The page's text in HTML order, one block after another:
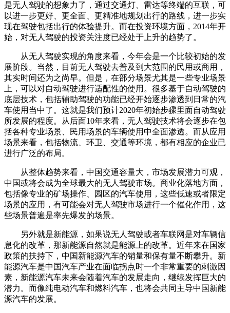
是无人驾驶的想象力了，通过交通灯、雷达等终端的互联，可
以进一步更好、更全面、更精准地规划出行的路线，进一步实
现在驾驶包括出行的体验提升。而在投资环境方面，2014年开
始，对无人驾驶的投资关注度已经处于上升的趋势了。
从无人驾驶实现的角度来看，今年会是一个比较初始的发
展阶段。当然，目前无人驾驶去普及到大范围的民用或商用，
其实时间还为之尚早。但是，在部分场景尤其是一些专业场景
上，可以对自动驾驶进行适配性的使用。很多基于自动驾驶的
底层技术，包括辅助驾驶的功能已经开始逐步渗透到日常的汽
车使用当中了。这就是我们预计2020年初始步骤里面自动驾驶
所发展的程度。从后面10年来看，无人驾驶技术将会逐步在包
括各种专业场景、民用场景的车辆使用中全面渗透。而从应用
场景来看，包括物流、环卫、交通等环境，都有相应的企业已
进行广泛的布局。
从整体趋势来看，中国交通容量大，市场发展潜力可观，
中国或将会成为全球最大的无人驾驶市场。商业化落地方面，
包括像专业的矿场操作、园区的汽车使用，这些低速或者限定
场景的应用，有可能会对无人驾驶市场进行一个催化作用，这
些场景普遍是率先爆发的场景。
另外就是新能源，如果说无人驾驶或者车联网是对车辆信
息化的改革，那新能源自然就是能源上的改革。近年来在国家
政策的扶持下，中国新能源汽车的销量和保有量不断攀升。新
能源汽车是中国汽车产业在面临拐点时一个非常重要的刺激因
素，新能源汽车未来会随着汽车的发展走向，继续发挥巨大的
潜力。而像纯电动汽车和燃料汽车，也将会共同主导中国新能
源汽车的发展。